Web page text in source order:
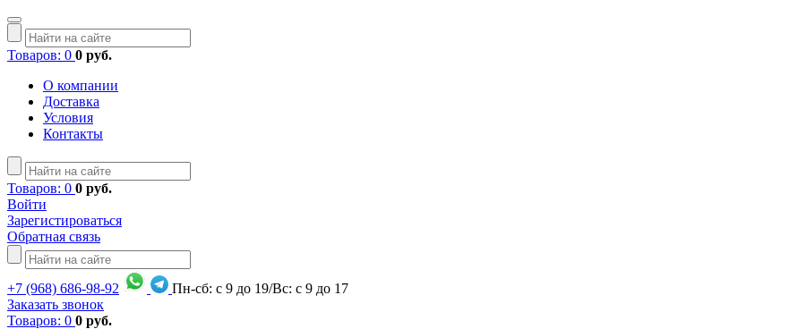
Товаров: 0 0 руб.
О компании
Доставка
Условия
Контакты
Товаров: 0 0 руб.
Войти
Зарегистироваться
Обратная связь
+7 (968) 686-98-92
Пн-сб: с 9 до 19/Вс: с 9 до 17
Заказать звонок
Товаров: 0 0 руб.